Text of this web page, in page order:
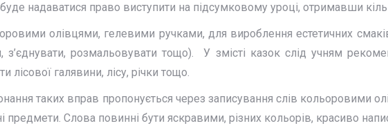
надаватися право виступити на підсумковому уроці, отримавши
олівцями, гелевими ручками, для вироблення естетичних
з’єднувати, розмальовувати тощо). У змісті казок слід учням
галявини, лісу, річки тощо.
таких вправ пропонується через записування слів кольоровими
Слова повинні бути яскравими, різних кольорів, красиво